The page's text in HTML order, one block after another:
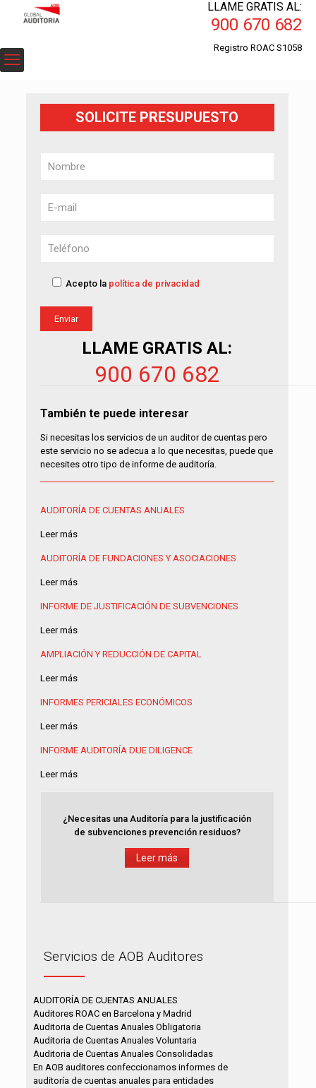
LLAME GRATIS AL:
900 670 682
Registro ROAC S1058
SOLICITE PRESUPUESTO
Acepto la política de privacidad
LLAME GRATIS AL:
900 670 682
También te puede interesar
Si necesitas los servicios de un auditor de cuentas pero
este servicio no se adecua a lo que necesitas, puede que
necesites otro tipo de informe de auditoría.
AUDITORÍA DE CUENTAS ANUALES
Leer más
AUDITORÍA DE FUNDACIONES Y ASOCIACIONES
Leer más
INFORME DE JUSTIFICACIÓN DE SUBVENCIONES
Leer más
AMPLIACIÓN Y REDUCCIÓN DE CAPITAL
Leer más
INFORMES PERICIALES ECONÓMICOS
Leer más
INFORME AUDITORÍA DUE DILIGENCE
Leer más
¿Necesitas una Auditoría para la justificación
de subvenciones prevención residuos?
Leer más
Servicios de AOB Auditores
AUDITORÍA DE CUENTAS ANUALES
Auditores ROAC en Barcelona y Madrid
Auditoria de Cuentas Anuales Obligatoria
Auditoria de Cuentas Anuales Voluntaria
Auditoria de Cuentas Anuales Consolidadas
En AOB auditores confeccionamos informes de
auditoría de cuentas anuales para entidades